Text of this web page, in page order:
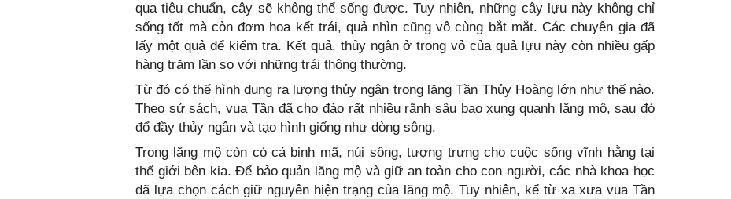
qua tiêu chuẩn, cây sẽ không thể sống được. Tuy nhiên, những cây lựu này không chỉ
sống tốt mà còn đơm hoa kết trái, quả nhìn cũng vô cùng bắt mắt. Các chuyên gia đã
lấy một quả để kiểm tra. Kết quả, thủy ngân ở trong vỏ của quả lựu này còn nhiều gấp
hàng trăm lần so với những trái thông thường.
Từ đó có thể hình dung ra lượng thủy ngân trong lăng Tần Thủy Hoàng lớn như thế nào.
Theo sử sách, vua Tần đã cho đào rất nhiều rãnh sâu bao xung quanh lăng mộ, sau đó
đổ đầy thủy ngân và tạo hình giống như dòng sông.
Trong lăng mộ còn có cả binh mã, núi sông, tượng trưng cho cuộc sống vĩnh hằng tại
thế giới bên kia. Để bảo quản lăng mộ và giữ an toàn cho con người, các nhà khoa học
đã lựa chọn cách giữ nguyên hiện trạng của lăng mộ. Tuy nhiên, kể từ xa xưa vua Tần